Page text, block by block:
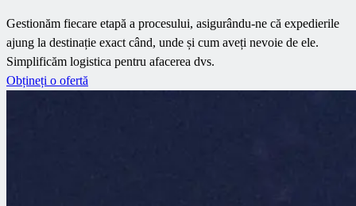
Gestionăm fiecare etapă a procesului, asigurându-ne că expedierile
ajung la destinație exact când, unde și cum aveți nevoie de ele.
Simplificăm logistica pentru afacerea dvs.
Obțineți o ofertă